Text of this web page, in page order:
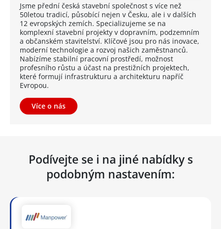
Jsme přední česká stavební společnost s více než
50letou tradicí, působící nejen v Česku, ale i v dalších
12 evropských zemích. Specializujeme se na
komplexní stavební projekty v dopravním, podzemním
a občanském stavitelství. Klíčové jsou pro nás inovace,
moderní technologie a rozvoj našich zaměstnanců.
Nabízíme stabilní pracovní prostředí, možnost
profesního růstu a účast na prestižních projektech,
které formují infrastrukturu a architekturu napříč
Evropou.
Více o nás
Podívejte se i na jiné nabídky s
podobným nastavením: